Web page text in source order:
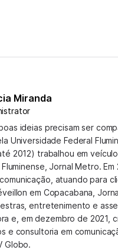
Miranda
ideias precisam ser
Universidade Federal
2012) trabalhou em
Jornal Metro.
atuando para
em Copacabana,
entretenimento e
e, em dezembro de 2021,
e consultoria em
Globo.